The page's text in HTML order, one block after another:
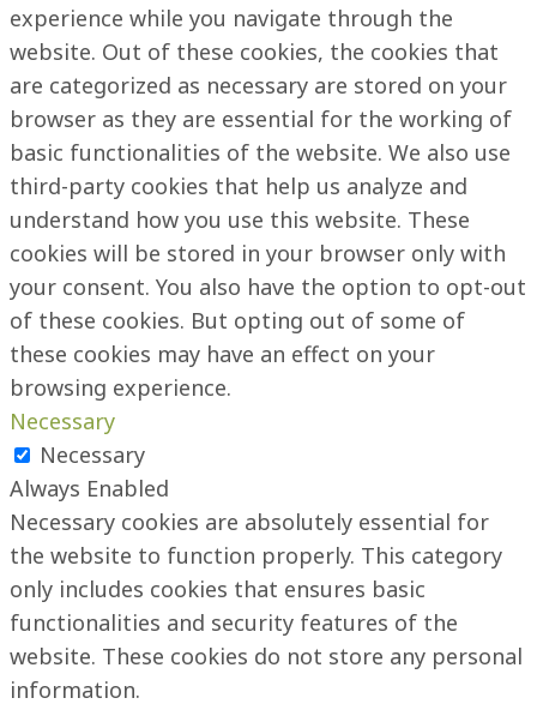
experience while you navigate through the
website. Out of these cookies, the cookies that
are categorized as necessary are stored on your
browser as they are essential for the working of
basic functionalities of the website. We also use
third-party cookies that help us analyze and
understand how you use this website. These
cookies will be stored in your browser only with
your consent. You also have the option to opt-out
of these cookies. But opting out of some of
these cookies may have an effect on your
browsing experience.
Necessary
Necessary
Always Enabled
Necessary cookies are absolutely essential for
the website to function properly. This category
only includes cookies that ensures basic
functionalities and security features of the
website. These cookies do not store any personal
information.